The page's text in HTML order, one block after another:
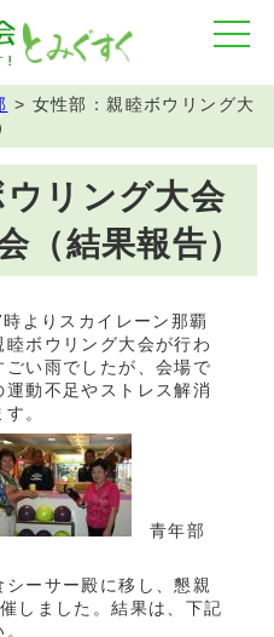
> 女性部：親睦ボウリング大
リング大会
（結果報告）
よりスカイレーン那覇
ボウリング大会が行わ
い雨でしたが、会場で
動不足やストレス解消
。
青年部
ーサー殿に移し、懇親
しました。結果は、下記